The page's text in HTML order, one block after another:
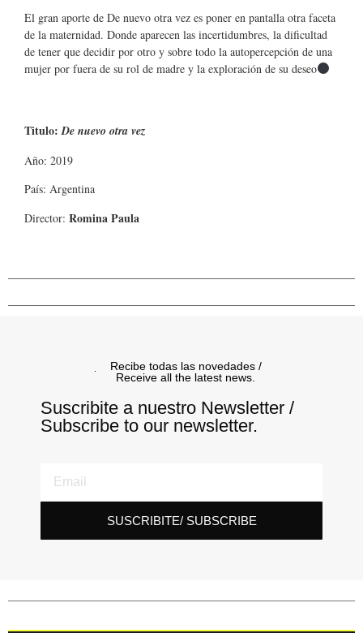
El gran aporte de De nuevo otra vez es poner en pantalla otra faceta
de la maternidad. Donde aparecen las incertidumbres, la dificultad
de tener que decidir por otro y sobre todo la autopercepción de una
mujer por fuera de su rol de madre y la exploración de su deseo
Titulo:De nuevo otra vez
Año: 2019
País: Argentina
Director: Romina Paula
Recibe todas las novedades /
Receive all the latest news.
Suscribite a nuestro Newsletter /
Subscribe to our newsletter.
SUSCRIBITE/ SUBSCRIBE